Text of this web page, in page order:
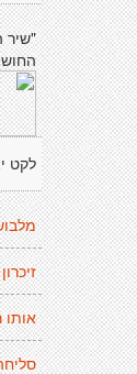
"שיר
לקט
אותו